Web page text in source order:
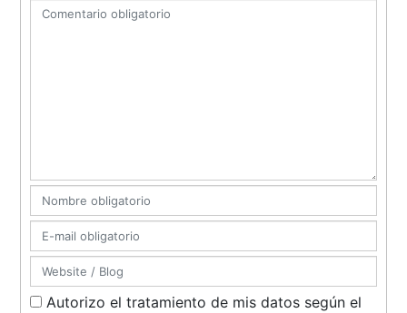
Autorizo el tratamiento de mis datos según el